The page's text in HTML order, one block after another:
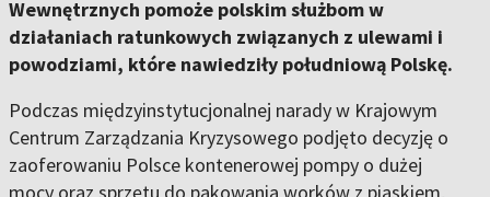
Wewnętrznych pomoże polskim służbom w
działaniach ratunkowych związanych z ulewami i
powodziami, które nawiedziły południową Polskę.
Podczas międzyinstytucjonalnej narady w Krajowym
Centrum Zarządzania Kryzysowego podjęto decyzję o
zaoferowaniu Polsce kontenerowej pompy o dużej